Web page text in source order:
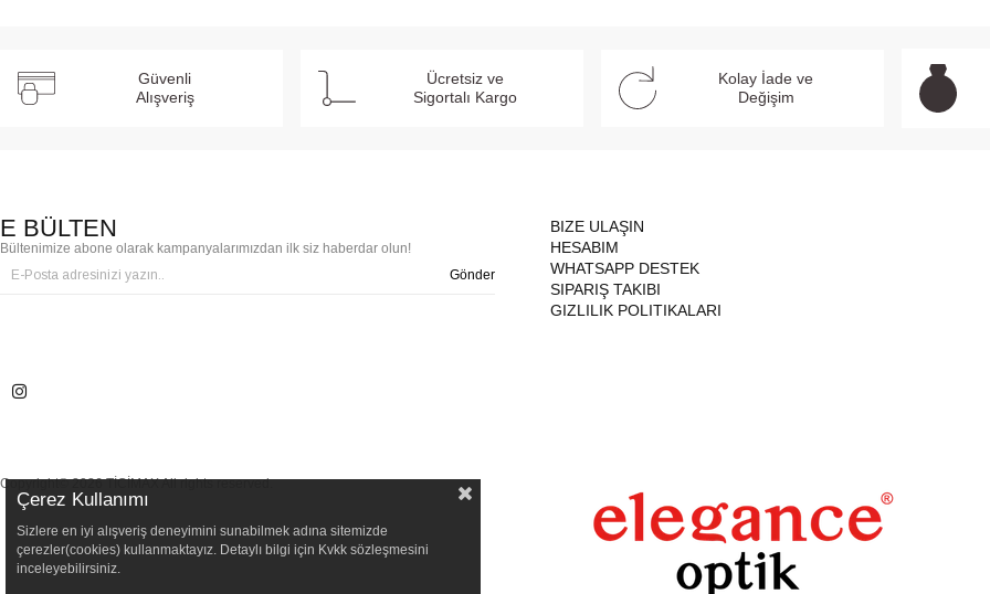
Güvenli
Alışveriş
Ücretsiz ve
Sigortalı Kargo
Kolay İade ve
Değişim
E BÜLTEN
Bültenimize abone olarak kampanyalarımızdan ilk siz haberdar olun!
Gönder
BIZE ULAŞIN
HESABIM
WHATSAPP DESTEK
SIPARIŞ TAKIBI
GIZLILIK POLITIKALARI
Copyright© 2026 TİCİMAX All rights reserved.
Çerez Kullanımı
Sizlere en iyi alışveriş deneyimini sunabilmek adına sitemizde
çerezler(cookies) kullanmaktayız. Detaylı bilgi için Kvkk sözleşmesini
inceleyebilirsiniz.